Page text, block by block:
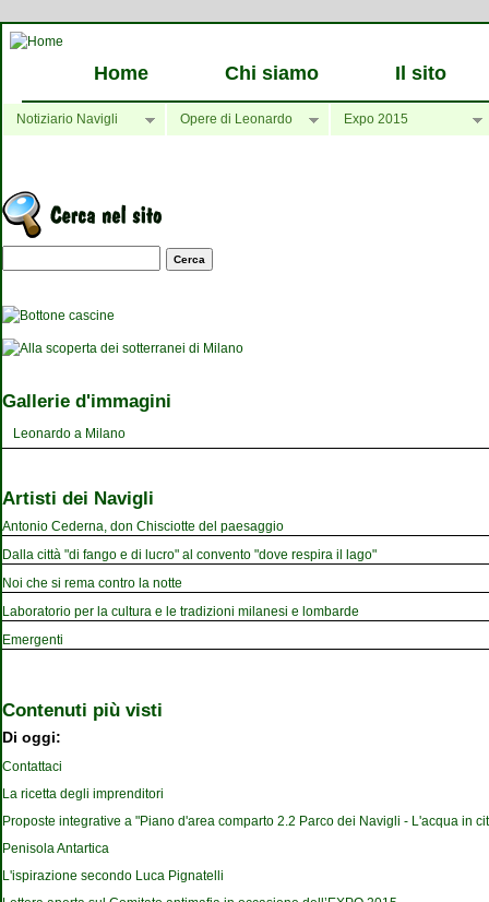
Home Chi siamo Il sito
Notiziario Navigli Opere di Leonardo Expo 2015
Maschera di ricerca
Gallerie d'immagini
Leonardo a Milano
Artisti dei Navigli
Antonio Cederna, don Chisciotte del paesaggio
Dalla città "di fango e di lucro" al convento "dove respira il lago"
Noi che si rema contro la notte
Laboratorio per la cultura e le tradizioni milanesi e lombarde
Emergenti
Contenuti più visti
Di oggi:
Contattaci
La ricetta degli imprenditori
Proposte integrative a "Piano d'area comparto 2.2 Parco dei Navigli - L'acqua in
Penisola Antartica
L'ispirazione secondo Luca Pignatelli